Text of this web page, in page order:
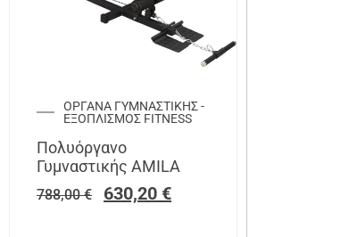
ΟΡΓΑΝΑ ΓΥΜΝΑΣΤΙΚΗΣ -
ΕΞΟΠΛΙΣΜΟΣ FITNESS
Πολυόργανο
Γυμναστικής AMILA
788,00€ 630,20 €